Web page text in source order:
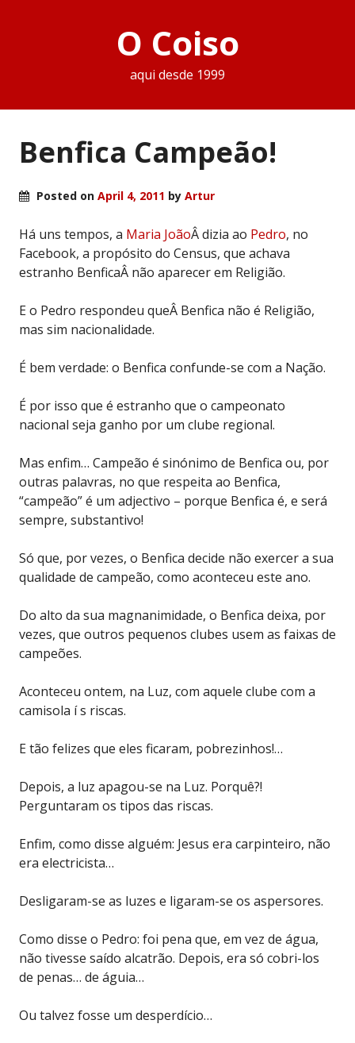
O Coiso
aqui desde 1999
Benfica Campeão!
Posted on April 4, 2011 by Artur
Há uns tempos, a Maria JoãoÂ dizia ao Pedro, no
Facebook, a propósito do Census, que achava
estranho BenficaÂ não aparecer em Religião.
E o Pedro respondeu queÂ Benfica não é Religião,
mas sim nacionalidade.
É bem verdade: o Benfica confunde-se com a Nação.
É por isso que é estranho que o campeonato
nacional seja ganho por um clube regional.
Mas enfim… Campeão é sinónimo de Benfica ou, por
outras palavras, no que respeita ao Benfica,
“campeão” é um adjectivo – porque Benfica é, e será
sempre, substantivo!
Só que, por vezes, o Benfica decide não exercer a sua
qualidade de campeão, como aconteceu este ano.
Do alto da sua magnanimidade, o Benfica deixa, por
vezes, que outros pequenos clubes usem as faixas de
campeões.
Aconteceu ontem, na Luz, com aquele clube com a
camisola í s riscas.
E tão felizes que eles ficaram, pobrezinhos!…
Depois, a luz apagou-se na Luz. Porquê?!
Perguntaram os tipos das riscas.
Enfim, como disse alguém: Jesus era carpinteiro, não
era electricista…
Desligaram-se as luzes e ligaram-se os aspersores.
Como disse o Pedro: foi pena que, em vez de água,
não tivesse saído alcatrão. Depois, era só cobri-los
de penas… de águia…
Ou talvez fosse um desperdício…